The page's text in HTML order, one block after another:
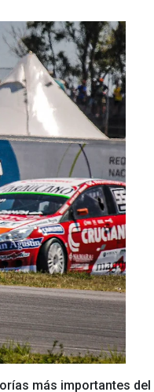
más importantes del